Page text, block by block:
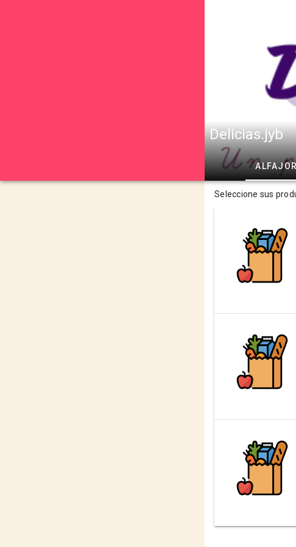
Delicias.jyb
Seleccione sus